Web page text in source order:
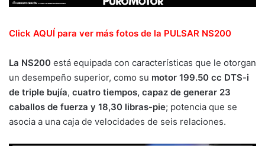
Click AQUÍ para ver más fotos de la PULSAR NS200
La NS200 está equipada con características que le otorgan
un desempeño superior, como su motor 199.50 cc DTS-i
de triple bujía, cuatro tiempos, capaz de generar 23
caballos de fuerza y 18,30 libras-pie; potencia que se
asocia a una caja de velocidades de seis relaciones.